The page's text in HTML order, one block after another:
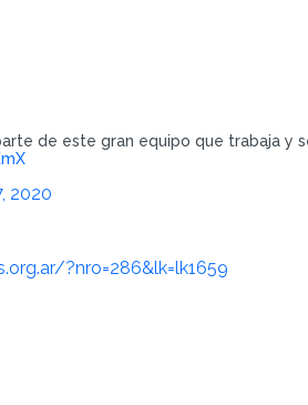
de este gran equipo que trabaja y
2020
?nro=286&lk=lk1659